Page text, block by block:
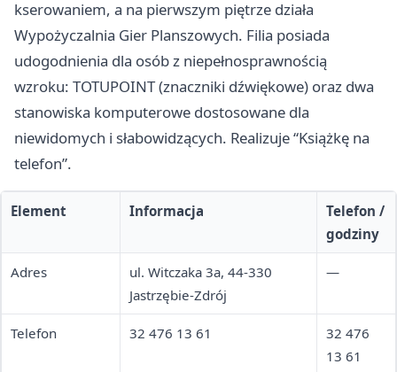
kserowaniem, a na pierwszym piętrze działa
Wypożyczalnia Gier Planszowych. Filia posiada
udogodnienia dla osób z niepełnosprawnością
wzroku: TOTUPOINT (znaczniki dźwiękowe) oraz dwa
stanowiska komputerowe dostosowane dla
niewidomych i słabowidzących. Realizuje “Książkę na
telefon”.
Element Informacja
Telefon /
godziny
Adres
ul. Witczaka 3a, 44-330
Jastrzębie-Zdrój
—
Telefon 32 476 13 61
32 476
13 61